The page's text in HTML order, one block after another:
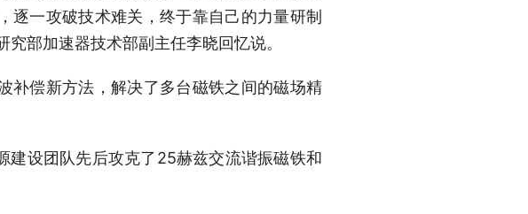
逐一攻破技术难关，终于靠自己的力量研制
部加速器技术部副主任李晓回忆说。
偿新方法，解决了多台磁铁之间的磁场精
设团队先后攻克了25赫兹交流谐振磁铁和